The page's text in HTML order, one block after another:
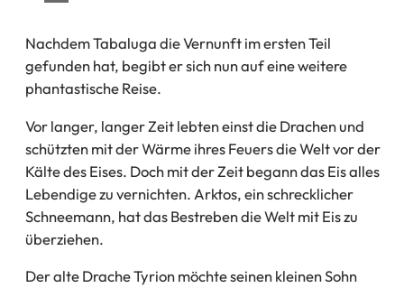
Tab)
Nachdem Tabaluga die Vernunft im ersten Teil
gefunden hat, begibt er sich nun auf eine weitere
phantastische Reise.
Vor langer, langer Zeit lebten einst die Drachen und
schützten mit der Wärme ihres Feuers die Welt vor der
Kälte des Eises. Doch mit der Zeit begann das Eis alles
Lebendige zu vernichten. Arktos, ein schrecklicher
Schneemann, hat das Bestreben die Welt mit Eis zu
überziehen.
Der alte Drache Tyrion möchte seinen kleinen Sohn